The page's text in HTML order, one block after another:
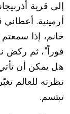
إلى قرية
أرمينية. أعطاني
خانم، إذا
فوراً”، ثم ركض
هل يمكن أن
نظرته للعالم
تبتسم.